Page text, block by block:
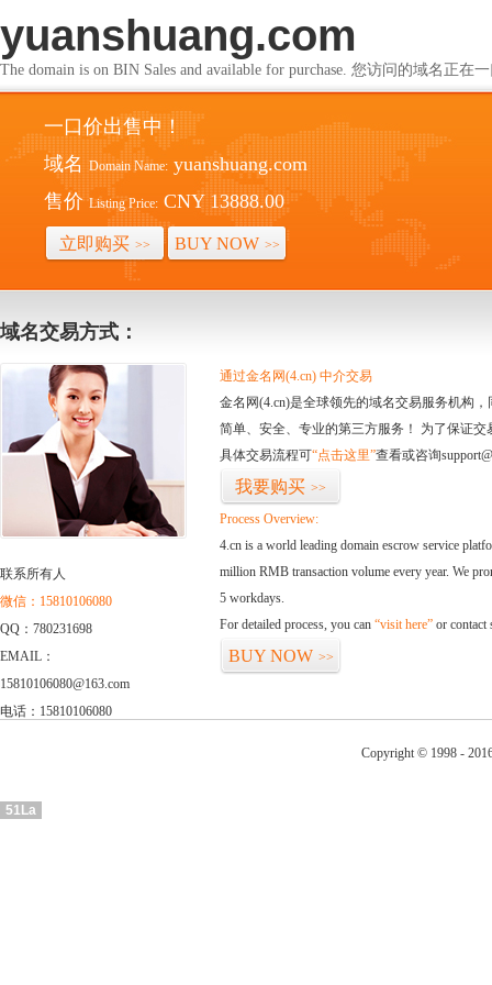
yuanshuang.com
The domain is on BIN Sales and available for purchase. 您访问的域名正在
一口价出售中！
域名 Domain Name: yuanshuang.com
售价 Listing Price: CNY 13888.00
立即购买 >> BUY NOW >>
域名交易方式：
联系所有人
微信：15810106080
QQ：780231698
EMAIL：
15810106080@163.com
电话：15810106080
通过金名网(4.cn) 中介交易
金名网(4.cn)是全球领先的域名交易服务机构
简单、安全、专业的第三方服务！ 为了保证
具体交易流程可“点击这里”查看或咨询
我要购买 >>
Process Overview:
4.cn is a world leading domain escrow service
million RMB transaction volume every year. We
5 workdays.
For detailed process, you can “visit here” or contact
BUY NOW >>
Copyright © 1998 -
51La